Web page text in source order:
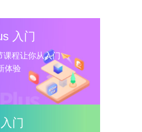
入门
课程让你从入门
体验
门